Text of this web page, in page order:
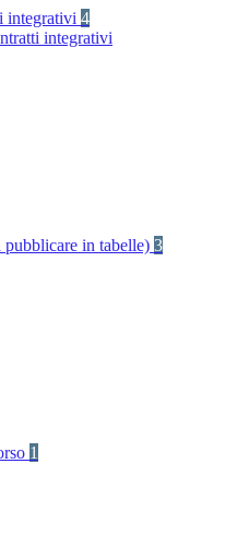
integrativi 4
integrativi
in tabelle) 3
1